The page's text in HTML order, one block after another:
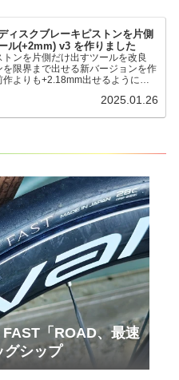
と、出ているピス...
ィスクブレーキピストンを片側
ル(+2mm) v3 を作りました
トンを片側だけ出すツールを改良
を限界まで出せる新バージョンを作
作よりも+2.18mm出せるようにな
漏れするまで試しました。最も安全
リギリまで攻めてますのでピストン
さらに掃除できると思います。前作
2025.01.26
「ROAD、最速
グシップ